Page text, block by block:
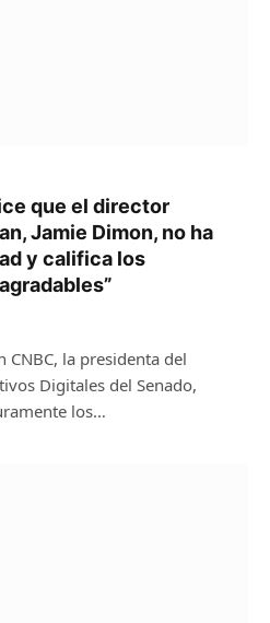
que el director
Jamie Dimon, no ha
y califica los
la presidenta del
Digitales del Senado,
los…